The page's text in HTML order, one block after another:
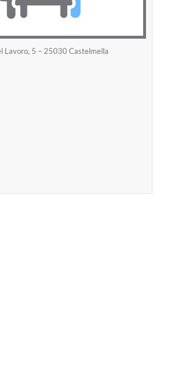
Lavoro, 5 – 25030 Castelmella